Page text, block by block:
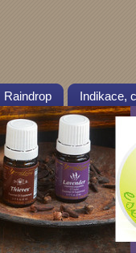
Raindrop Indikace,